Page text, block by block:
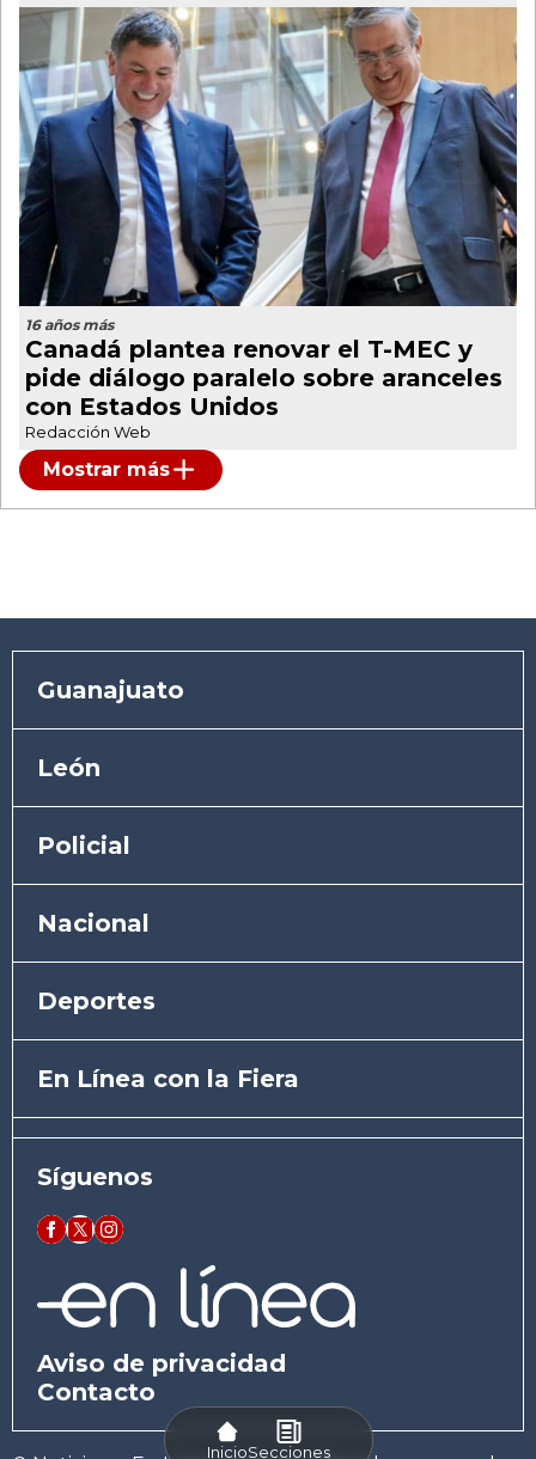
16 años más
Canadá plantea renovar el T-MEC y
pide diálogo paralelo sobre aranceles
con Estados Unidos
Redacción Web
Mostrar más
Guanajuato
León
Policial
Nacional
Deportes
En Línea con la Fiera
Síguenos
Aviso de privacidad
Contacto
InicioSecciones